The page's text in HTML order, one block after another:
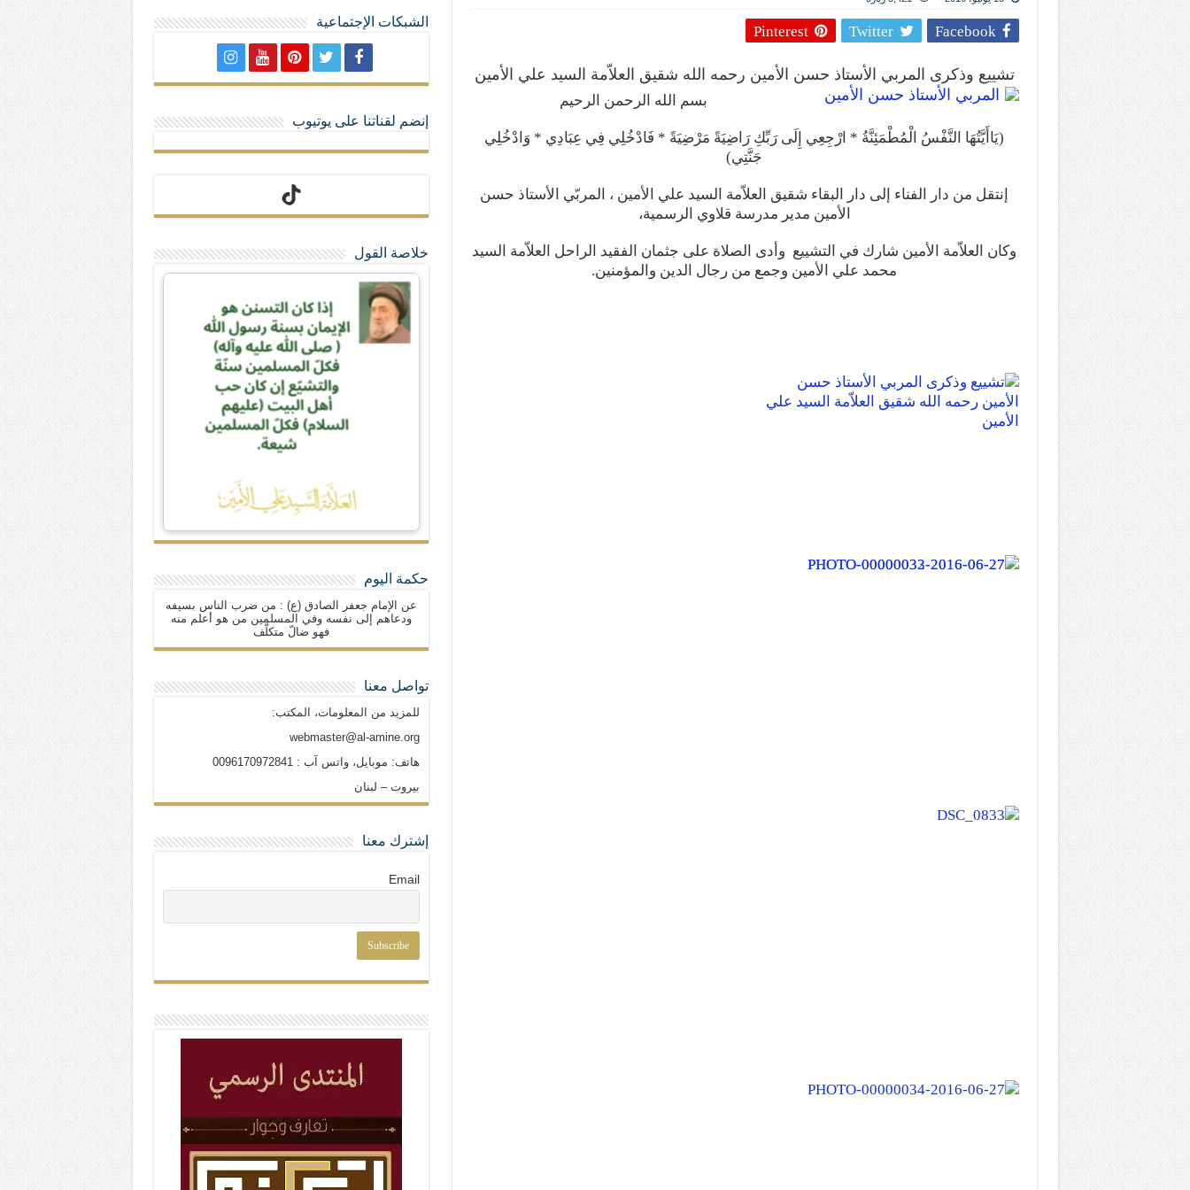
المذاهب ليست قدرًا لا يمكن تجاوزه
ليست المنفعة تأتي من إسلامية النّظام كما لا تأتي المضرة من مسيحية النظام
المتهاون بوطنه متهاون بدينه حتماً
نسج العلاقة مع الآخر تكون من خلال منظومة القيم و المبادئ الانسانية التي تجعل الناس سواسية لا تفرق بينهم أعراق و ألوان و لا تمنحهم الامتيازات أنساب و أديان
Facebook
Twitter
Pinterest
تشييع وذكرى المربي الأستاذ حسن الأمين رحمه الله شقيق العلاّمة السيد علي الأمين
بسم الله الرحمن الرحيم
(يَاأَيَّتُهَا النَّفْسُ الْمُطْمَئِنَّةُ * ارْجِعِي إِلَى رَبِّكِ رَاضِيَةً مَرْضِيَةً * فَادْخُلِي فِي عِبَادِي * وَادْخُلِي
جَنَّتِي)
إنتقل من دار الفناء إلى دار البقاء شقيق العلاّمة السيد علي الأمين ، المربّي الأستاذ حسن
الأمين مدير مدرسة قلاوي الرسمية،
وكان العلاّمة الأمين شارك في التشييع وأدى الصلاة على جثمان الفقيد الراحل العلاّمة السيد
محمد علي الأمين وجمع من رجال الدين والمؤمنين.
الشبكات الإجتماعية
إنضم لقناتنا على يوتيوب
تيك توك
خلاصة القول
حكمة اليوم
عن الإمام جعفر الصادق (ع) : من ضرب الناس بسيفه
ودعاهم إلى نفسه وفي المسلمين من هو أعلم منه
فهو ضالّ متكلّف
تواصل معنا
للمزيد من المعلومات، المكتب:
webmaster@al-amine.org
هاتف: موبايل، واتس آب : 0096170972841
بيروت – لبنان
إشترك معنا
Email